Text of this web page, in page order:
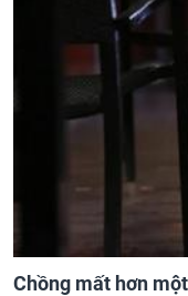
Chồng mất hơn